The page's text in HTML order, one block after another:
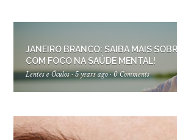
JANEIRO BRANCO: SAIBA MAIS
COM FOCO NA SAÚDE MENTAL!
Lentes e Óculos · 5 years ago · 0 Comments